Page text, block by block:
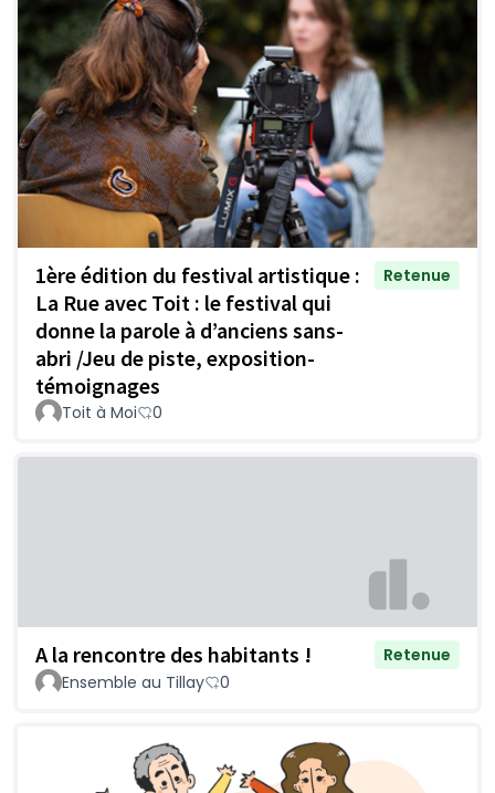
1ère édition du festival artistique :
La Rue avec Toit : le festival qui
donne la parole à d’anciens sans-
abri /Jeu de piste, exposition-
témoignages
Retenue
Toit à Moi 0
A la rencontre des habitants !
Retenue
Ensemble au Tillay
0